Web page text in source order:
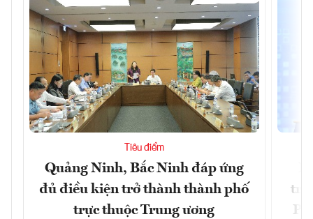
Tiêu điểm
Quảng Ninh, Bắc Ninh đáp ứng
đủ điều kiện trở thành thành phố
trực thuộc Trung ương